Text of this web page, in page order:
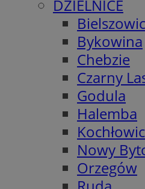
DZIELNICE
Bykowina
Chebzie
Czarny
Godula
Halemba
Nowy
Orzegów